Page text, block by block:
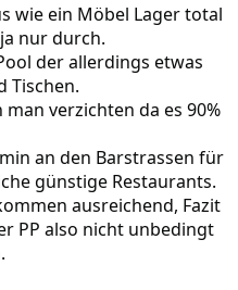
wie ein Möbel Lager total
nur durch.
der allerdings etwas
Tischen.
verzichten da es 90%
an den Barstrassen für
günstige Restaurants.
ausreichend, Fazit
PP also nicht unbedingt